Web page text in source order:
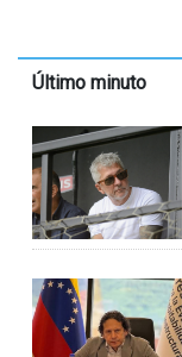
Último minuto